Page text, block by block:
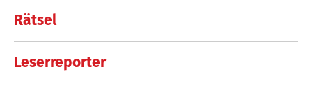
Rätsel
Leserreporter